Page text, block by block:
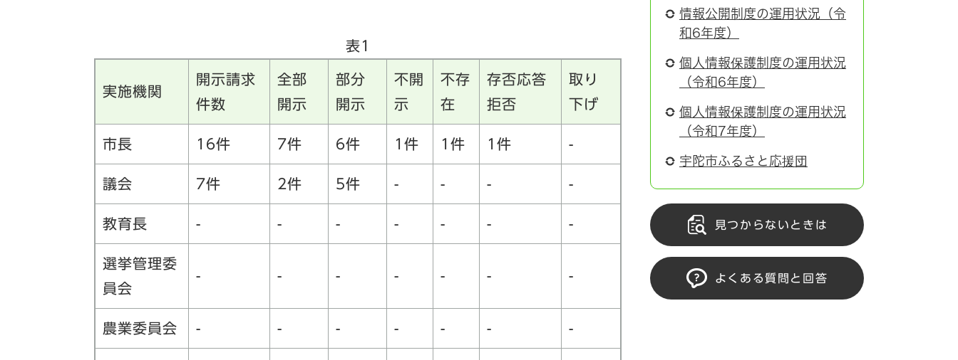
表1
実施機関
開示請求
件数
全部
開示
部分
開示
不開
示
不存
在
存否応答
拒否
取り
下げ
市長 16件 7件 6件 1件 1件 1件 -
議会 7件 2件 5件 - - - -
教育長 - - - - - - -
選挙管理委
員会
- - - - - - -
農業委員会 - - - - - - -
情報公開制度の運用状況（令
和6年度）
個人情報保護制度の運用状況
（令和6年度）
個人情報保護制度の運用状況
（令和7年度）
宇陀市ふるさと応援団
見つからないときは
よくある質問と回答